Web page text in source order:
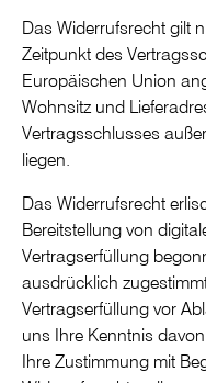
Das Widerrufsrecht gilt
Zeitpunkt des
Europäischen Union
Wohnsitz und
Vertragsschlusses
liegen.
Das Widerrufsrecht
Bereitstellung von
Vertragserfüllung
ausdrücklich
Vertragserfüllung vor
uns Ihre Kenntnis
Ihre Zustimmung mit